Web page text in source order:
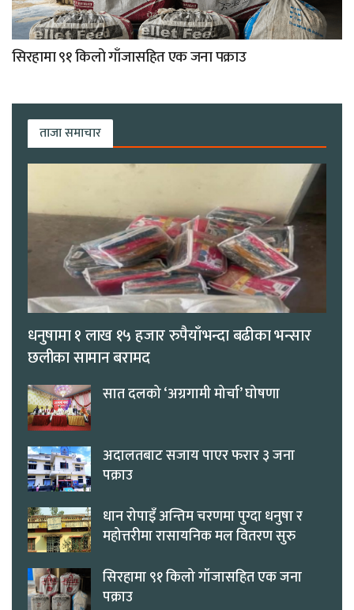
सिरहामा ९१ किलो गाँजासहित एक जना पक्राउ
ताजा समाचार
धनुषामा १ लाख १५ हजार रुपैयाँभन्दा बढीका भन्सार
छलीका सामान बरामद
सात दलको ‘अग्रगामी मोर्चा’ घोषणा
अदालतबाट सजाय पाएर फरार ३ जना
पक्राउ
धान रोपाइँ अन्तिम चरणमा पुग्दा धनुषा र
महोत्तरीमा रासायनिक मल वितरण सुरु
सिरहामा ९१ किलो गाँजासहित एक जना
पक्राउ